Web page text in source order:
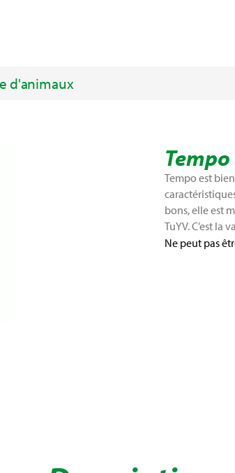
d'animaux
Tempo est
bons, elle est
TuYV. C’est la
Ne peut pas